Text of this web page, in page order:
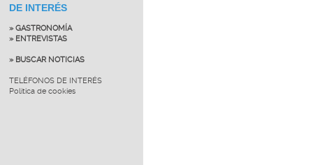
DE INTERÉS
» GASTRONOMÍA
» ENTREVISTAS
» BUSCAR NOTICIAS
TELÉFONOS DE INTERÉS
Política de cookies